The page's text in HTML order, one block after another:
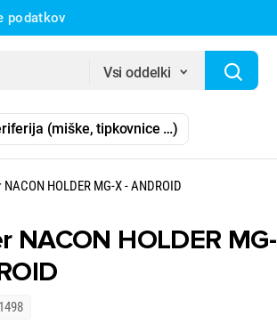
podatkov
Vsi oddelki
(miške, tipkovnice …)
HOLDER MG-X - ANDROID
NACON HOLDER MG-